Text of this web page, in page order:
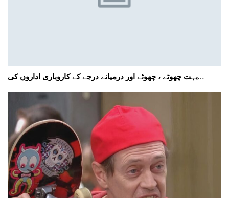
بہت چھوٹے ، چھوٹے اور درمیانے درجے کے کاروباری اداروں کی…